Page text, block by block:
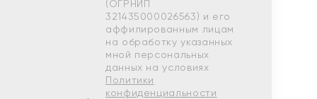
(ОГРНИП
321435000026563) и его
аффилированным лицам
на обработку указанных
мной персональных
данных на условиях
Политики
конфиденциальности